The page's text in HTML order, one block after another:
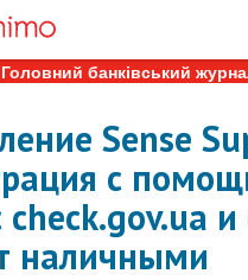
Головний банківський
Sense
с
check.gov.ua
наличными